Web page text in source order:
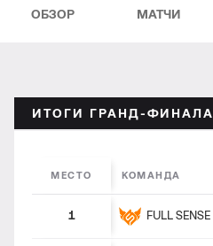
ОБЗОР МАТЧИ
ИТОГИ ГРАНД-ФИНАЛА
МЕСТО КОМАНДА
1 FULL SENSE